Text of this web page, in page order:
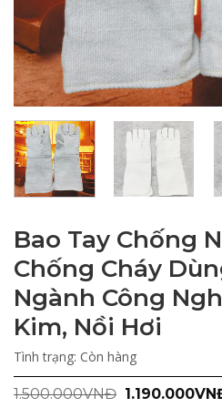
Bao Tay Chống
Chống Cháy
Ngành Công
Kim, Nồi Hơi
Tình trạng: Còn hàng
1.500.000VNĐ Giá
1.190.000